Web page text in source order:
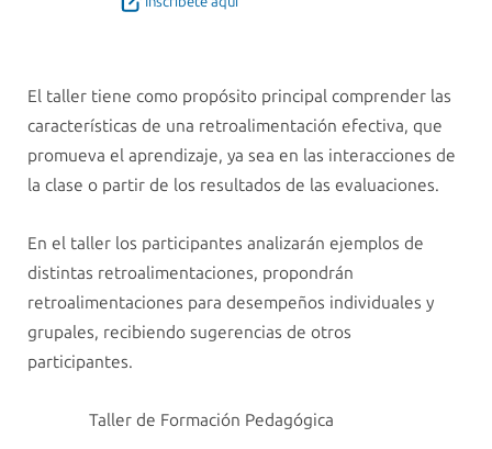
El taller tiene como propósito principal comprender las
características de una retroalimentación efectiva, que
promueva el aprendizaje, ya sea en las interacciones de
la clase o partir de los resultados de las evaluaciones.
En el taller los participantes analizarán ejemplos de
distintas retroalimentaciones, propondrán
retroalimentaciones para desempeños individuales y
grupales, recibiendo sugerencias de otros
participantes.
Taller de Formación Pedagógica